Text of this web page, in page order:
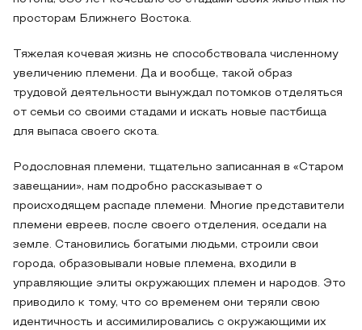
просторам Ближнего Востока.
Тяжелая кочевая жизнь не способствовала численному
увеличению племени. Да и вообще, такой образ
трудовой деятельности вынуждал потомков отделяться
от семьи со своими стадами и искать новые пастбища
для выпаса своего скота.
Родословная племени, тщательно записанная в «Старом
завещании», нам подробно рассказывает о
происходящем распаде племени. Многие представители
племени евреев, после своего отделения, оседали на
земле. Становились богатыми людьми, строили свои
города, образовывали новые племена, входили в
управляющие элиты окружающих племен и народов. Это
приводило к тому, что со временем они теряли свою
идентичность и ассимилировались с окружающими их